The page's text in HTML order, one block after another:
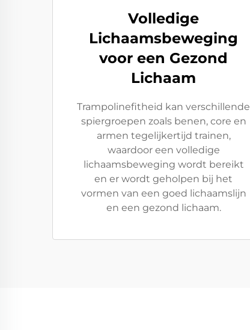
Volledige
Lichaamsbeweging
voor een Gezond
Lichaam
Trampolinefitheid kan verschillende
spiergroepen zoals benen, core en
armen tegelijkertijd trainen,
waardoor een volledige
lichaamsbeweging wordt bereikt
en er wordt geholpen bij het
vormen van een goed lichaamslijn
en een gezond lichaam.